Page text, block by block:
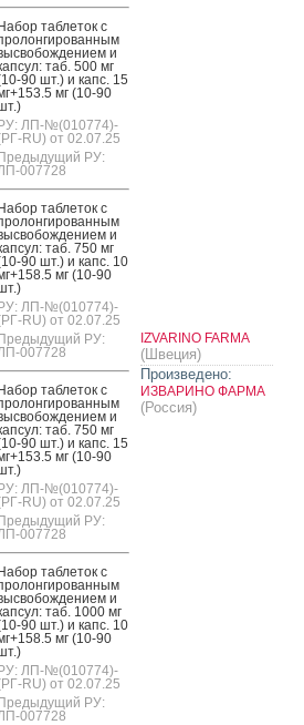
таб­ле­ток с
и
таб. 500 мг
90 шт.) и капс. 15
мг (10-90
ЛП-№(010774)-
RU) от 02.07.25
РУ:
007728
таб­ле­ток с
и
таб. 750 мг
90 шт.) и капс. 10
мг (10-90
ЛП-№(010774)-
RU) от 02.07.25
РУ:
007728
таб­ле­ток с
и
таб. 750 мг
90 шт.) и капс. 15
мг (10-90
ЛП-№(010774)-
RU) от 02.07.25
РУ:
007728
таб­ле­ток с
и
таб. 1000 мг
90 шт.) и капс. 10
мг (10-90
ЛП-№(010774)-
RU) от 02.07.25
РУ:
007728
IZVARINO FARMA
(Швеция)
Произведено:
ИЗВАРИНО ФАРМА
(Россия)